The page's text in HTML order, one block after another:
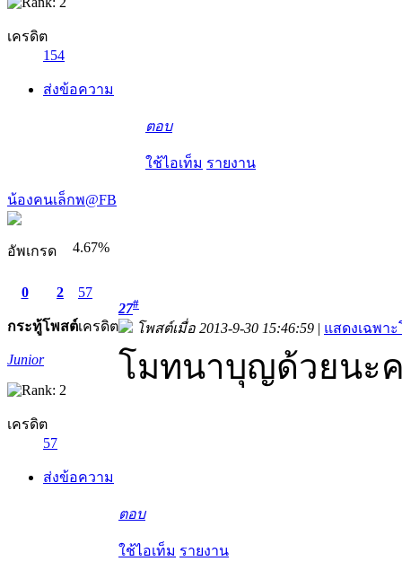
เครดิต
154
ส่งข้อความ
ตอบ
ใช้ไอเท็ม รายงาน
น้องคนเล็กพ@FB
อัพเกรด 4.67%
0
กระทู้
2
โพสต์
57
เครดิต
Junior
เครดิต
57
ส่งข้อความ
27#
โพสต์เมื่อ 2013-9-30 15:46:59 | แสดงเฉพา
โมทนาบุญด้วยนะ
ตอบ
ใช้ไอเท็ม รายงาน